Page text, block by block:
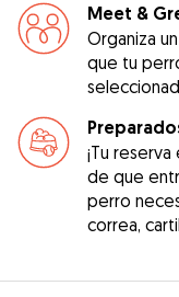
Meet &
Organiza
que tu
¡Tu
de que
perro
correa,